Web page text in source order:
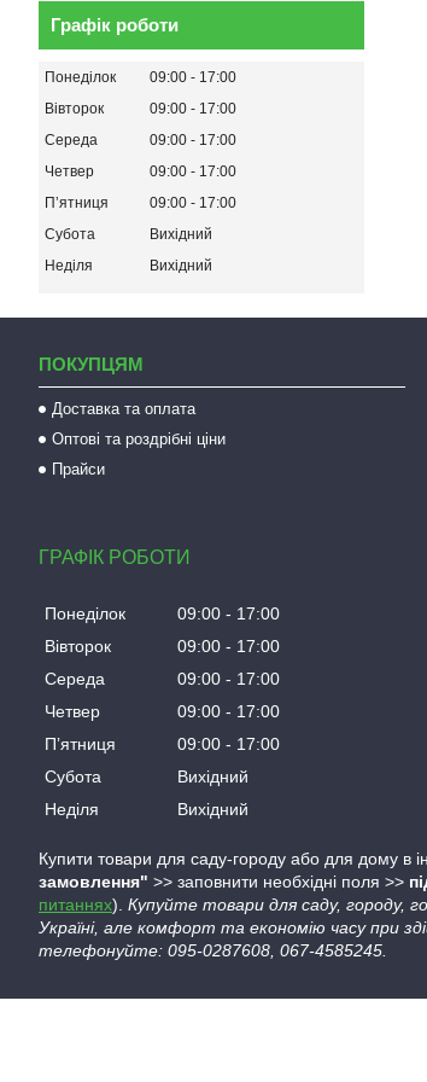
Графік роботи
Понеділок 09:00
17:00
Вівторок
09:00
17:00
Середа
09:00
17:00
Четвер
09:00
17:00
Пʼятниця
09:00
17:00
Субота
Вихідний
Неділя
Вихідний
ПОКУПЦЯМ
Доставка та оплата
Оптові та роздрібні ціни
Прайси
ГРАФІК РОБОТИ
Понеділок 09:00
17:00
Вівторок
09:00
17:00
Середа
09:00
17:00
Четвер
09:00
17:00
Пʼятниця
09:00
17:00
Субота
Вихідний
Неділя
Вихідний
Купити товари для саду-городу або для дому в
замовлення" >> заповнити необхідні поля >>
питаннях). Купуйте товари для саду, городу,
Україні, але комфорт та економію часу при
телефонуйте: 095-0287608, 067-4585245.